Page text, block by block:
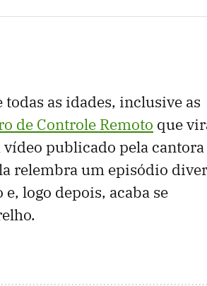
as idades, inclusive as
de Controle Remoto que
publicado pela cantora
relembra um episódio
logo depois, acaba se